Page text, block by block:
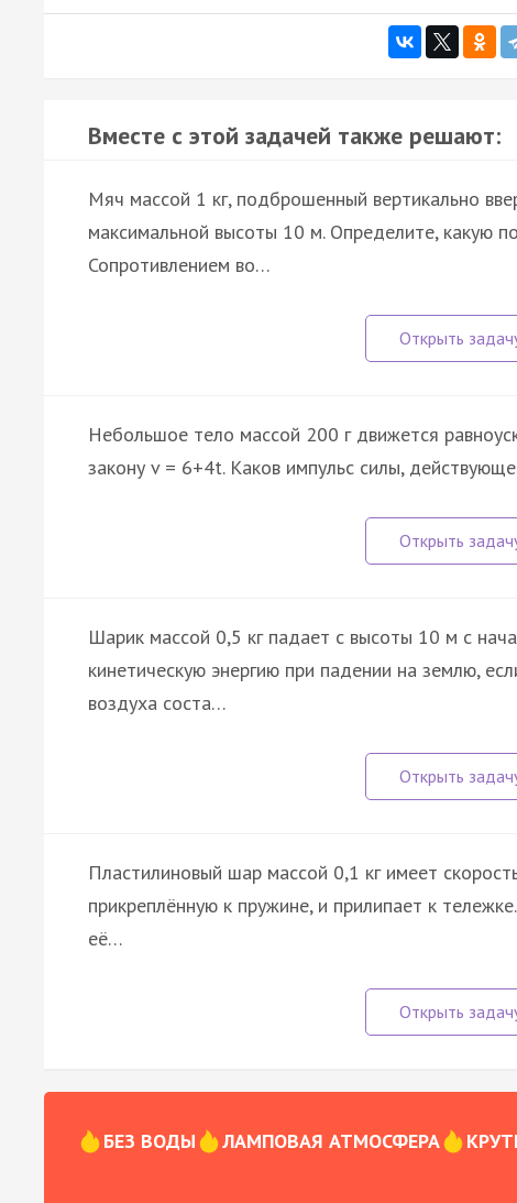
Вместе с этой задачей также решают:
Мяч массой 1 кг, подброшенный вертикально
максимальной высоты 10 м. Определите, какую
Сопротивлением во…
Небольшое тело массой 200 г движется
закону v = 6+4t. Каков импульс силы,
Шарик массой 0,5 кг падает с высоты 10 м с
кинетическую энергию при падении на землю,
воздуха соста…
Пластилиновый шар массой 0,1 кг имеет
прикреплённую к пружине, и прилипает к
её…
БЕЗ ВОДЫ ЛАМПОВАЯ АТМОСФЕРА